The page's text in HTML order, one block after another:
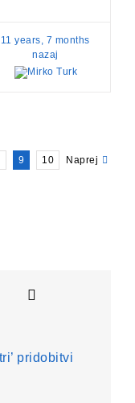
11 years, 7 months
nazaj
Mirko Turk
9 10 Naprej
pridobitvi